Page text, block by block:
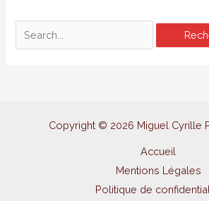
Rechercher :
Copyright © 2026 Miguel Cyrille
Accueil
Mentions Légales
Politique de